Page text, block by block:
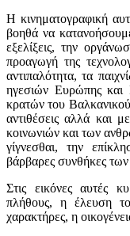
Η κινηματογραφική
βοηθά να
εξελίξεις, την
προαγωγή της
αντιπαλότητα, τα
ηγεσιών Ευρώπης και
κρατών του
αντιθέσεις αλλά και
κοινωνιών και των
γίγνεσθαι, την
βάρβαρες συνθήκες
Στις εικόνες αυτές
πλήθους, η έλευση
χαρακτήρες, η